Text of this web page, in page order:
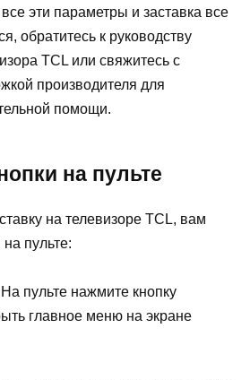
эти параметры и заставка все
обратитесь к руководству
TCL или свяжитесь с
производителя для
помощи.
на пульте
на телевизоре TCL, вам
пульте:
На пульте нажмите кнопку
главное меню на экране